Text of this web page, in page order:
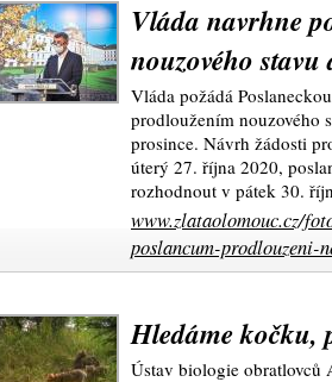
Vláda navrhne
nouzového
Vláda požádá
prodloužením nouzového
prosince. Návrh žádosti
úterý 27. října 2020,
rozhodnout v pátek 30.
www.zlataolomouc.cz/
poslancum-prodlouzeni-
Hledáme kočku,
Ústav biologie obratlovců